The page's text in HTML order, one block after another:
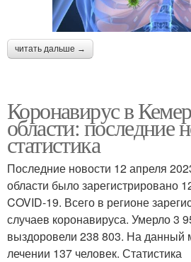
читать дальше →
Коронавирус в
области: последние
статистика
Последние новости 12 апреля
области было зарегистрировано
COVID-19. Всего в регионе
случаев коронавируса. Умерло 3
выздоровели 238 803. На данный
лечении 137 человек. Статистика